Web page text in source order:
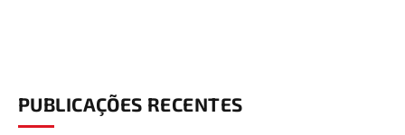
PUBLICAÇÕES RECENTES